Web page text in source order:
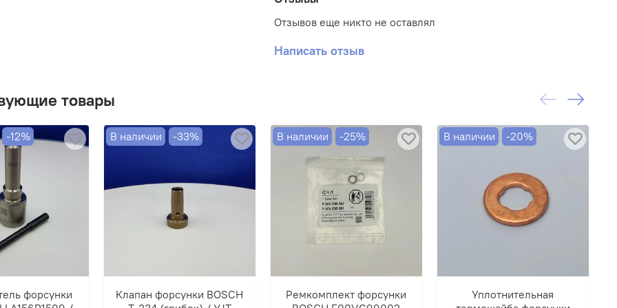
Отзывов еще никто не оставлял
Написать отзыв
товары
-12%
форсунки
В наличии -33%
Клапан форсунки BOSCH
В наличии -25%
Ремкомплект форсунки
В наличии -20%
Уплотнительная